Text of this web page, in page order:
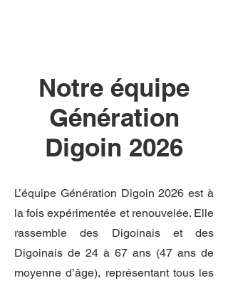
Notre équipe
Génération
Digoin 2026
L’équipe Génération Digoin 2026 est à
la fois expérimentée et renouvelée. Elle
rassemble des Digoinais et des
Digoinais de 24 à 67 ans (47 ans de
moyenne d’âge), représentant tous les